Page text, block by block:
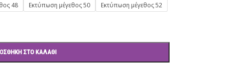
48 Εκτύπωση μέγεθος 50 Εκτύπωση μέγεθος 52
ΣΤΟ ΚΑΛΆΘΙ